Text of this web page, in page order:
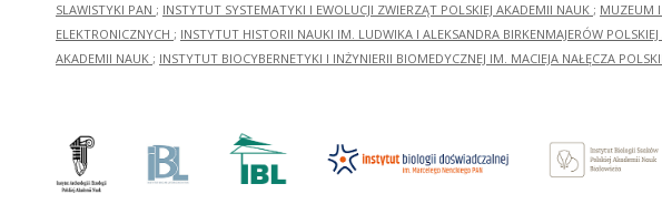
SLAWISTYKI PAN ; INSTYTUT SYSTEMATYKI I EWOLUCJI ZWIERZĄT POLSKIEJ AKADEMII NAUK ; MUZEUM
ELEKTRONICZNYCH ; INSTYTUT HISTORII NAUKI IM. LUDWIKA I ALEKSANDRA BIRKENMAJERÓW
AKADEMII NAUK ; INSTYTUT BIOCYBERNETYKI I INŻYNIERII BIOMEDYCZNEJ IM. MACIEJA NAŁĘCZA